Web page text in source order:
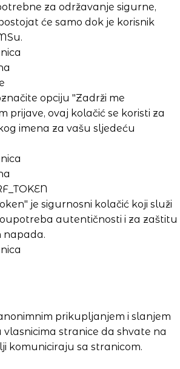
za održavanje sigurne,
će samo dok je korisnik
opciju "Zadrži me
prijave, ovaj kolačić se koristi za
imena za vašu sljedeću
je sigurnosni kolačić koji služi
autentičnosti i za zaštitu
napada.
prikupljanjem i slanjem
stranice da shvate na
komuniciraju sa stranicom.